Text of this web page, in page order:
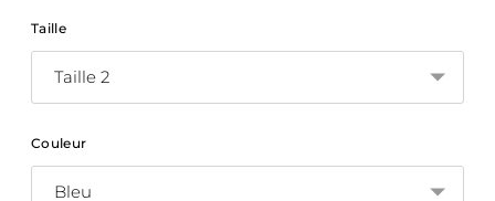
Taille
Couleur